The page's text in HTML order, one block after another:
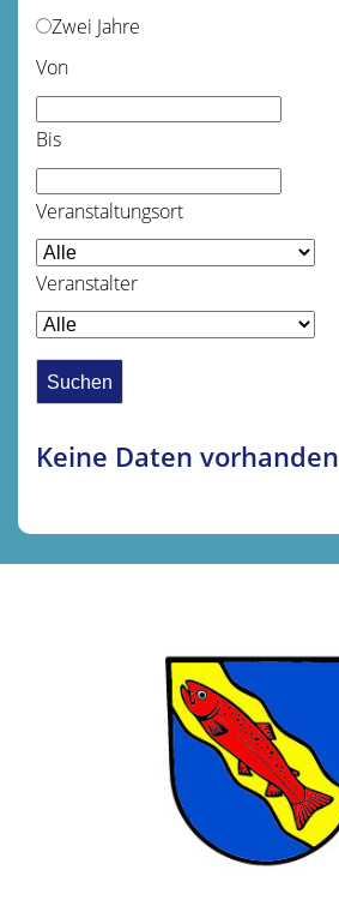
Zwei Jahre
Von
Bis
Veranstaltungsort
Veranstalter
Keine Daten vorhanden